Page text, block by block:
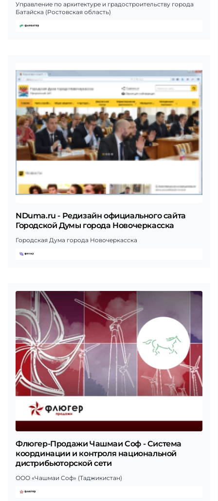
Управление по архитектуре и градостроительству города
Батайска (Ростовская область)
NDuma.ru - Редизайн официального сайта
Городской Думы города Новочеркасска
Городская Дума города Новочеркасска
Флюгер-Продажи Чашмаи Соф - Система
координации и контроля национальной
дистрибьюторской сети
ООО «Чашмаи Соф» (Таджикистан)